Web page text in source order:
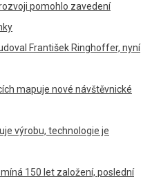
pomohlo zavedení
František Ringhoffer, nyní
mapuje nové návštěvnické
výrobu, technologie je
150 let založení, poslední